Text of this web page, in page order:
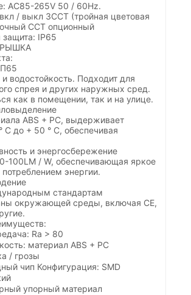
AC85-265V 50 / 60Hz.
/ выкл 3CCT (тройная цветовая
CCT опционный
IP65
водостойкость. Подходит для
спрея и других наружных сред.
как в помещении, так и на улице.
ABS + PC, выдерживает
C до + 50 ° C, обеспечивая
и энергосбережение
100LM / W, обеспечивающая яркое
энергии.
стандартам
окружающей среды, включая CE,
Ra > 80
материал ABS + PC
/ грозы
чип Конфигурация: SMD
упорный материал